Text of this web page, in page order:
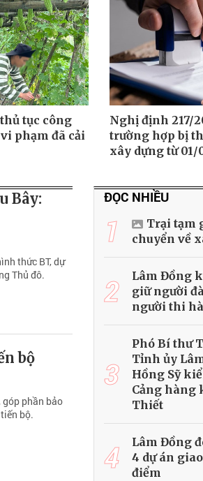
tục công
phạm đã cải
Nghị định 217/
trường hợp bị
xây dựng từ 01/
Bây:
thức BT, dự
Thủ đô.
bộ
phần bảo
bộ.
ĐỌC NHIỀU
1
Trại tạm
chuyển về
2
Lâm Đồng
giữ người
người thi
3
Phó Bí thư
Tỉnh ủy
Hồng Sỹ
Cảng hàng
Thiết
4
Lâm Đồng
4 dự án
điểm